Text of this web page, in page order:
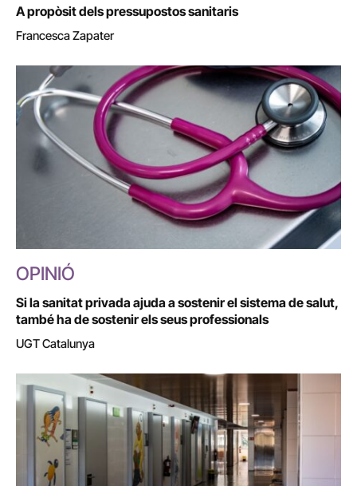
A propòsit dels pressupostos sanitaris
Francesca Zapater
OPINIÓ
Si la sanitat privada ajuda a sostenir el sistema de salut,
també ha de sostenir els seus professionals
UGT Catalunya